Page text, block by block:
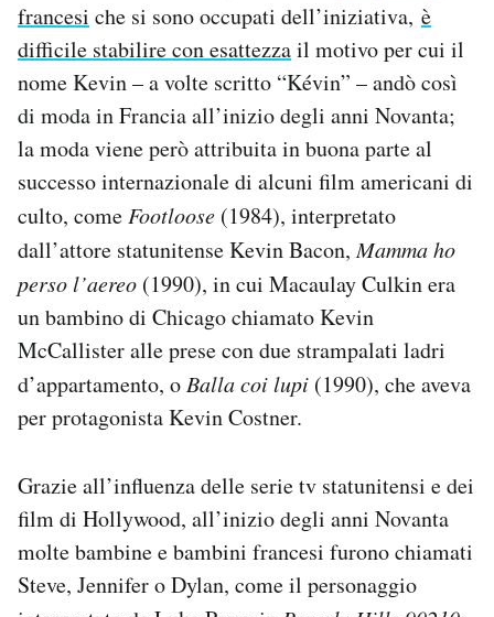
francesi che si sono occupati dell’iniziativa, è
difficile stabilire con esattezzail motivo per cui il
nome Kevin – a volte scritto “Kévin” – andò così
di moda in Francia all’inizio degli anni Novanta;
la moda viene però attribuita in buona parte al
successo internazionale di alcuni film americani di
culto, comeFootloose (1984), interpretato
dall’attore statunitense Kevin Bacon,Mamma ho
perso l’aereo (1990), in cui Macaulay Culkin era
un bambino di Chicago chiamato Kevin
McCallister alle prese con due strampalati ladri
d’appartamento, oBalla coi lupi (1990), che aveva
per protagonista Kevin Costner.
Grazie all’influenza delle serie tv statunitensi e dei
film di Hollywood, all’inizio degli anni Novanta
molte bambine e bambini francesi furono chiamati
Steve, Jennifer o Dylan, come il personaggio